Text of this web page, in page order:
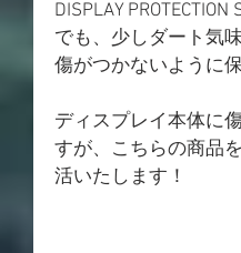
DISPLAY
でも、少しダート気
傷がつかないように
ディスプレイ本体に
すが、こちらの商品
活いたします！